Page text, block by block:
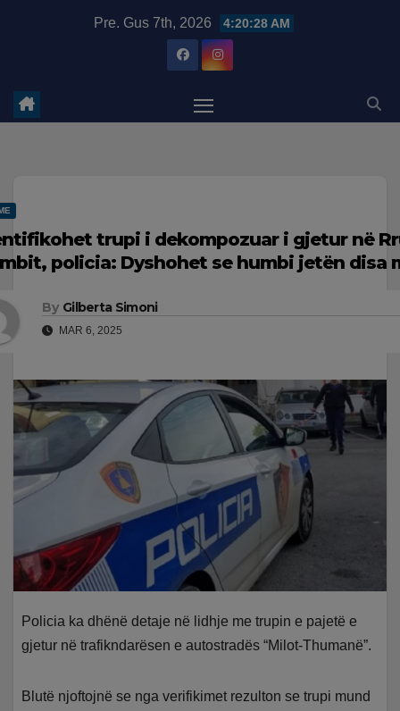
Pre. Gus 7th, 2026 4:20:29 AM
trupi i dekompozuar i gjetur në
policia: Dyshohet se humbi jetën disa
By Gilberta Simoni
MAR 6, 2025
Policia ka dhënë detaje në lidhje me trupin e pajetë e
gjetur në trafikndarësen e autostradës “Milot-Thumanë”.
Blutë njoftojnë se nga verifikimet rezulton se trupi mund